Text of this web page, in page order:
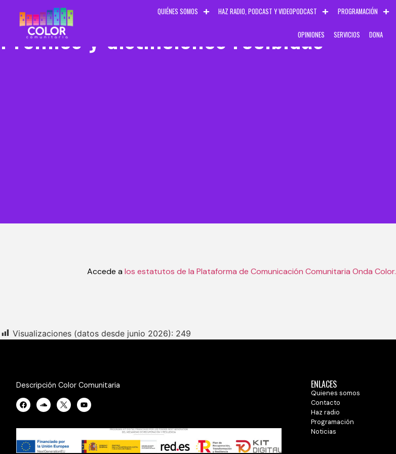
QUIÉNES SOMOS HAZ RADIO, PODCAST Y VIDEOPODCAST PROGRAMACIÓN
OPINIONES SERVICIOS DONA
Premios y distinciones recibidas
Accede a los estatutos de la Plataforma de Comunicación Comunitaria Onda Color.
Visualizaciones (datos desde junio 2026): 249
Descripción Color Comunitaria ENLACES
Quienes somos
Contacto
Haz radio
Programación
Noticias